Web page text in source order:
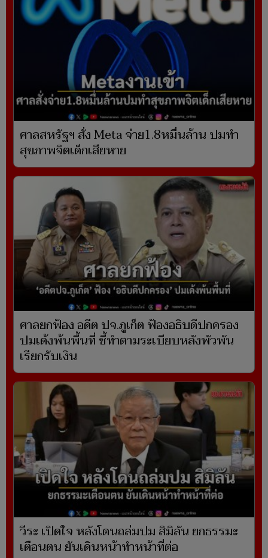
ศาลสหรัฐฯ สั่ง Meta จ่าย1.8หมื่นล้าน ปมทำ
สุขภาพจิตเด็กเสียหาย
ศาลยกฟ้อง อดีต ปจ.ภูเก็ต ฟ้องอธิบดีปกครอง
ปมเด้งพ้นพื้นที่ ชี้ทำตามระเบียบหลังพัวพัน
เรียกรับเงิน
วีระ เปิดใจ หลังโดนถล่มปม สิมิลัน ยกธรรมะ
เตือนตน ยันเดินหน้าทำหน้าที่ต่อ